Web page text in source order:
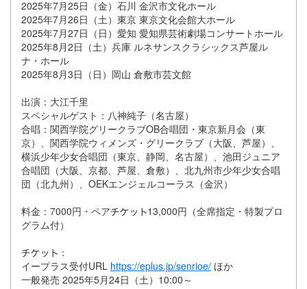
2025年7月25日（金）石川 金沢市文化ホール
2025年7月26日（土）東京 東京文化会館大ホール
2025年7月27日（日）愛知 愛知県芸術劇場コンサートホール
2025年8月2日（土）兵庫 ルネサンスクラシックス芦屋ル
ナ・ホール
2025年8月3日（日）岡山 倉敷市芸文館
出演：大江千里
スペシャルゲスト：八神純子（名古屋）
合唱：関西学院グリークラブOB合唱団・東京新月会（東
京）、関西学院ウィメンズ・グリークラブ（大阪、芦屋）、
横浜少年少女合唱団（東京、静岡、名古屋）、池田ジュニア
合唱団（大阪、京都、芦屋、倉敷）、北九州市少年少女合唱
団（北九州）、OEKエンジェルコーラス（金沢）
料金：7000円・ペア
13,000円（全席指定・特製プロ
グラム付）
：
イープラス受付URL https://eplus.jp/senrioe/ ほか
一般発売 2025年5月24日（土）10:00～